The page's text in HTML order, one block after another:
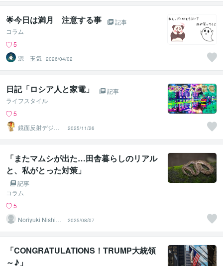
🌟今日は満月 注意する事
記事
コラム
5
源 玉気 2026/04/02
日記「ロシア人と家電」
記事
ライフスタイル
5
鏡面反射デジタ
ルアート製作所
（鈴木穣）
2025/11/26
「またマムシが出た…田舎暮らしのリアル
と、私がとった対策」
記事
コラム
5
Noriyuki Nishim
2025/08/07
「CONGRATULATIONS！TRUMP大統領
～♪」